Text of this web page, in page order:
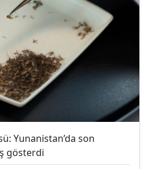
Yunanistan’da son
gösterdi